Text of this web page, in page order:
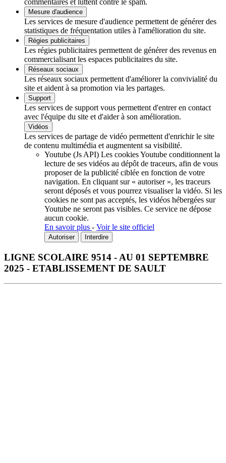
commentaires et luttent contre le spam.
Mesure d'audience
Les services de mesure d'audience permettent de générer des
statistiques de fréquentation utiles à l'amélioration du site.
Régies publicitaires
Les régies publicitaires permettent de générer des revenus en
commercialisant les espaces publicitaires du site.
Réseaux sociaux
Les réseaux sociaux permettent d'améliorer la convivialité du
site et aident à sa promotion via les partages.
Support
Les services de support vous permettent d'entrer en contact
avec l'équipe du site et d'aider à son amélioration.
Vidéos
Les services de partage de vidéo permettent d'enrichir le site
de contenu multimédia et augmentent sa visibilité.
Youtube (Js API) Les cookies Youtube conditionnent la
lecture de ses vidéos au dépôt de traceurs, afin de vous
proposer de la publicité ciblée en fonction de votre
navigation. En cliquant sur « autoriser », les traceurs
seront déposés et vous pourrez visualiser la vidéo. Si les
cookies ne sont pas acceptés, les vidéos hébergées sur
Youtube ne seront pas visibles. Ce service ne dépose
aucun cookie.
En savoir plus - Voir le site officiel
Autoriser Interdire
LIGNE SCOLAIRE 9514 - AU 01 SEPTEMBRE
2025 - ETABLISSEMENT DE SAULT